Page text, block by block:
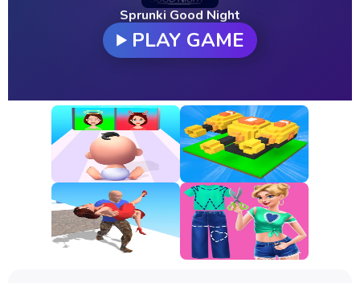
New
Games
All
Games
Classic
Sprunki
Sprunki Good Night
PLAY GAME